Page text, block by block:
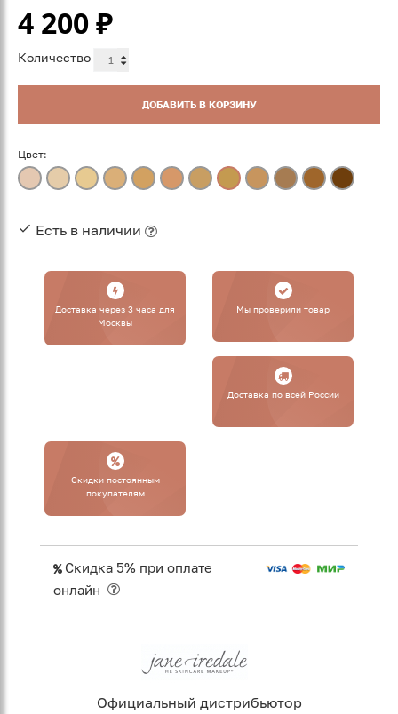
4 200₽
Количество
ДОБАВИТЬ В КОРЗИНУ
Цвет:
Есть в наличии
Доставка через 3 часа для
Москвы
Мы проверили товар
Доставка по всей России
Cкидки постоянным
покупателям
Скидка 5% при оплате
онлайн
Официальный дистрибьютор